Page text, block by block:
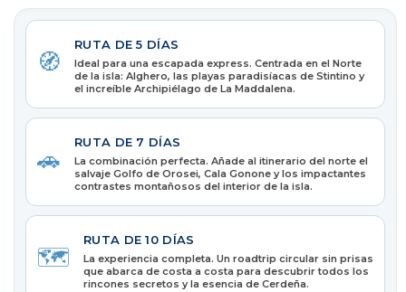
🧭
RUTA DE 5 DÍAS
Ideal para una escapada express. Centrada en el Norte
de la isla: Alghero, las playas paradisíacas de Stintino y
el increíble Archipiélago de La Maddalena.
🚗
RUTA DE 7 DÍAS
La combinación perfecta. Añade al itinerario del norte el
salvaje Golfo de Orosei, Cala Gonone y los impactantes
contrastes montañosos del interior de la isla.
🗺️
RUTA DE 10 DÍAS
La experiencia completa. Un roadtrip circular sin prisas
que abarca de costa a costa para descubrir todos los
rincones secretos y la esencia de Cerdeña.